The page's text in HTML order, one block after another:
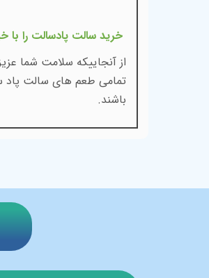
خرید سالت پادسالت را با
از آنجاییکه سلامت شما
تمامی طعم های سالت پاد
باشند.